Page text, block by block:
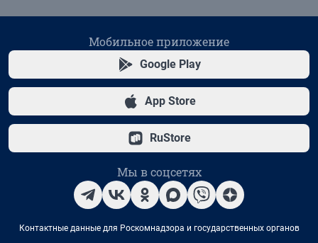
Мобильное приложение
Google Play
App Store
RuStore
Мы в соцсетях
Контактные данные для Роскомнадзора и государственных органов